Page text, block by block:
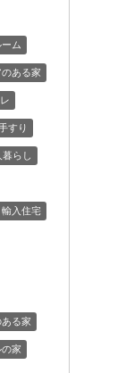
ム
ある家
すり
暮らし
輸入住宅
る家
家